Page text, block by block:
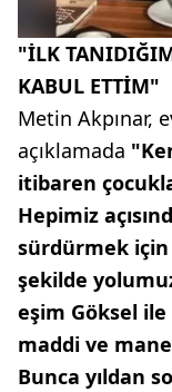
"İLK
KABUL ETTİM"
Metin Akpınar,
açıklamada
itibaren
Hepimiz
sürdürmek için
şekilde
eşim Göksel
maddi ve
Bunca yıldan